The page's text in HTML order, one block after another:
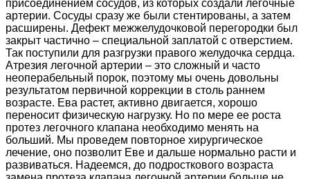
присоединением сосудов, из которых создали легочные
артерии. Сосуды сразу же были стентированы, а затем
расширены. Дефект межжелудочковой перегородки был
закрыт частично – специальной заплатой с отверстием.
Так поступили для разгрузки правого желудочка сердца.
Атрезия легочной артерии – это сложный и часто
неоперабельный порок, поэтому мы очень довольны
результатом первичной коррекции в столь раннем
возрасте. Ева растет, активно двигается, хорошо
переносит физическую нагрузку. Но по мере ее роста
протез легочного клапана необходимо менять на
больший. Мы проведем повторное хирургическое
лечение, оно позволит Еве и дальше нормально расти и
развиваться. Надеемся, до подросткового возраста